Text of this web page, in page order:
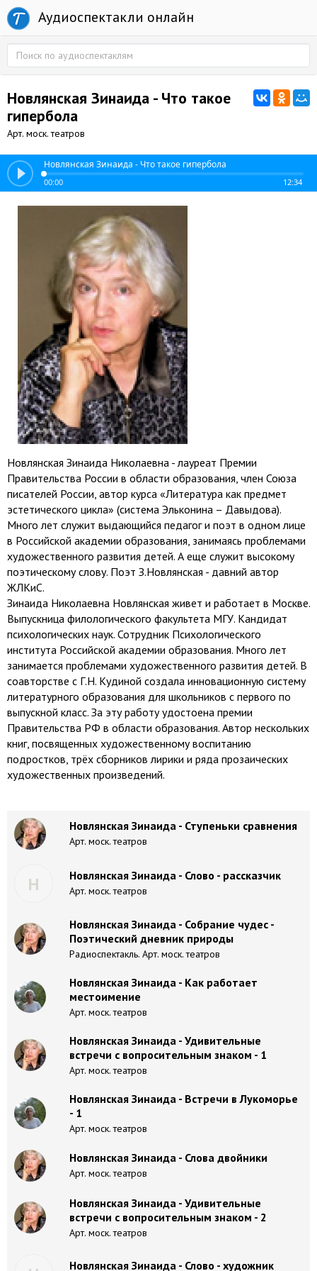
Аудиоспектакли онлайн
Новлянская Зинаида - Что такое
гипербола
Арт. моск. театров
Новлянская Зинаида - Что такое гипербола
00:00 12:34
Новлянская Зинаида Николаевна - лауреат Премии
Правительства России в области образования, член Союза
писателей России, автор курса «Литература как предмет
эстетического цикла» (система Эльконина – Давыдова).
Много лет служит выдающийся педагог и поэт в одном лице
в Российской академии образования, занимаясь проблемами
художественного развития детей. А еще служит высокому
поэтическому слову. Поэт З.Новлянская - давний автор
ЖЛКиС.
Зинаида Николаевна Новлянская живет и работает в Москве.
Выпускница филологического факультета МГУ. Кандидат
психологических наук. Сотрудник Психологического
института Российской академии образования. Много лет
занимается проблемами художественного развития детей. В
соавторстве с Г.Н. Кудиной создала инновационную систему
литературного образования для школьников с первого по
выпускной класс. За эту работу удостоена премии
Правительства РФ в области образования. Автор нескольких
книг, посвященных художественному воспитанию
подростков, трёх сборников лирики и ряда прозаических
художественных произведений.
Новлянская Зинаида - Ступеньки сравнения
Арт. моск. театров
Н Новлянская Зинаида - Слово - рассказчик
Арт. моск. театров
Новлянская Зинаида - Собрание чудес -
Поэтический дневник природы
Радиоспектакль. Арт. моск. театров
Новлянская Зинаида - Как работает
местоимение
Арт. моск. театров
Новлянская Зинаида - Удивительные
встречи с вопросительным знаком - 1
Арт. моск. театров
Новлянская Зинаида - Встречи в Лукоморье
- 1
Арт. моск. театров
Новлянская Зинаида - Слова двойники
Арт. моск. театров
Новлянская Зинаида - Удивительные
встречи с вопросительным знаком - 2
Арт. моск. театров
Новлянская Зинаида - Слово - художник